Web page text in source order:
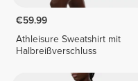
€59.99
Athleisure Sweatshirt mit
Halbreißverschluss